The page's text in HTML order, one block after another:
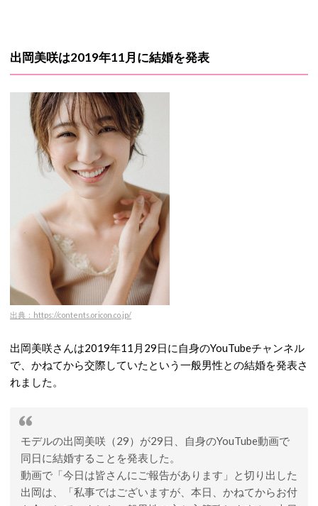
出岡美咲は2019年11月に結婚を発表
出典：https://contents.oricon.co.jp/
出岡美咲さんは2019年11月29日に自身のYouTubeチャンネル
で、かねてから交際していたという一般男性との結婚を発表さ
れました。
モデルの出岡美咲（29）が29日、自身のYouTube動画で
同日に結婚することを発表した。
動画で「今日は皆さんにご報告があります」と切り出した
出岡は、「私事ではございますが、本日、かねてからお付